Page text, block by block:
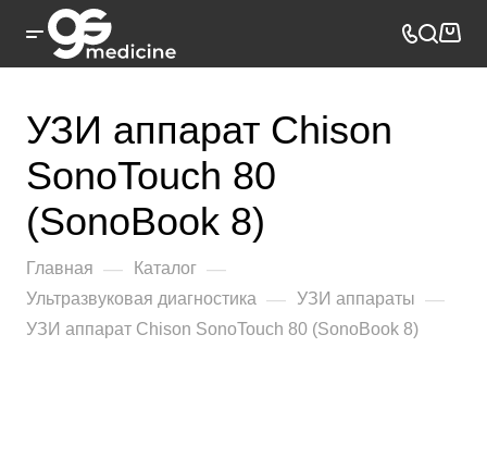
УЗИ аппарат Chison
SonoTouch 80
(SonoBook 8)
Главная — Каталог —
Ультразвуковая диагностика — УЗИ аппараты —
УЗИ аппарат Chison SonoTouch 80 (SonoBook 8)